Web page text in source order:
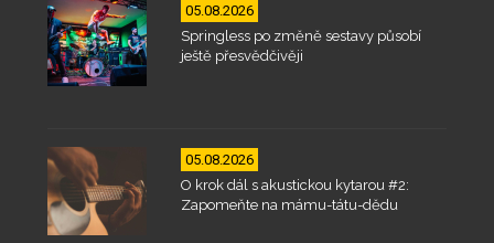
05.08.2026
Springless po změně sestavy působí
ještě přesvědčivěji
05.08.2026
O krok dál s akustickou kytarou #2:
Zapomeňte na mámu-tátu-dědu